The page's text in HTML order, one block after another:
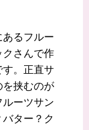
あるフルー
クさんで作
。正直サ
を挟むのが
ーツサン
ター？ク